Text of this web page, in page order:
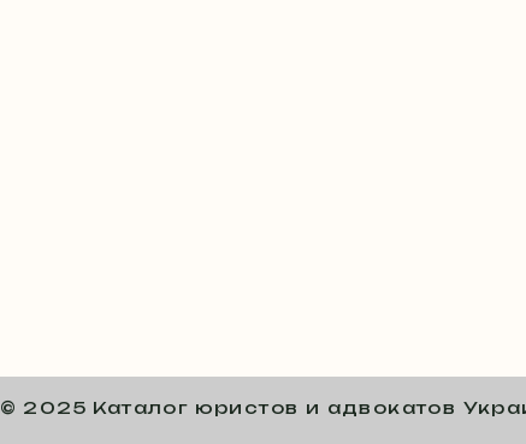
© 2025 Каталог юристов и адвокатов